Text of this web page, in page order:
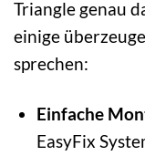
Triangle genau
einige
sprechen:
Einfache
EasyFix